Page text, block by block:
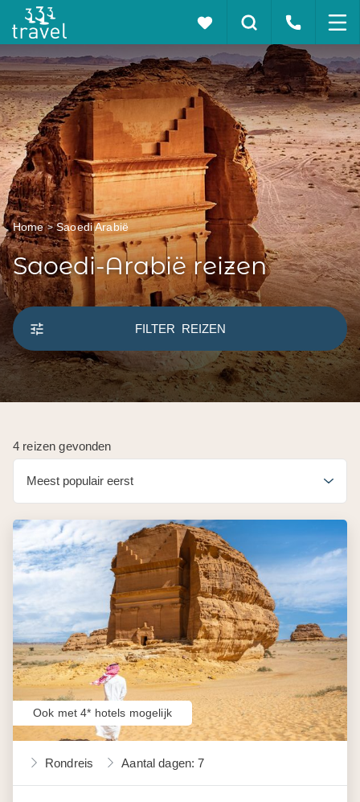
Home Saoedi Arabië
Saoedi-Arabië reizen
FILTER REIZEN
4 reizen gevonden
Rondreis Aantal dagen: 7
Ook met 4* hotels mogelijk